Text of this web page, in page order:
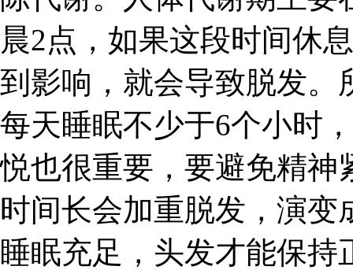
晨2点，如果这段时间休
到影响，就会导致脱发。
每天睡眠不少于6个小时
悦也很重要，要避免精神
时间长会加重脱发，演变
睡眠充足，头发才能保